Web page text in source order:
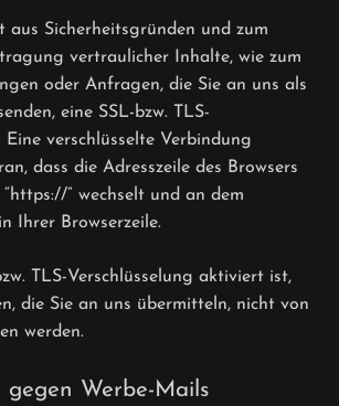
aus Sicherheitsgründen und zum
vertraulicher Inhalte, wie zum
oder Anfragen, die Sie an uns als
eine SSL-bzw. TLS-
Eine verschlüsselte Verbindung
dass die Adresszeile des Browsers
” wechselt und an dem
Ihrer Browserzeile.
TLS-Verschlüsselung aktiviert ist,
die Sie an uns übermitteln, nicht von
werden.
gegen Werbe-Mails